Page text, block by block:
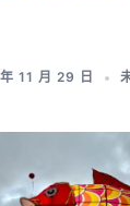
11 月 29 日